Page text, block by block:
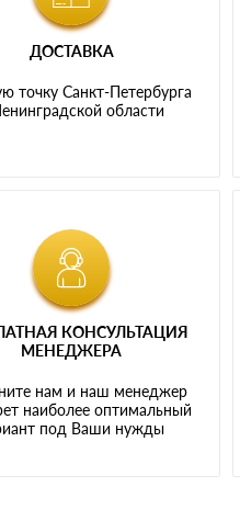
ДОСТАВКА
точку Санкт-Петербурга
области
КОНСУЛЬТАЦИЯ
МЕНЕДЖЕРА
нам и наш менеджер
наиболее оптимальный
под Ваши нужды